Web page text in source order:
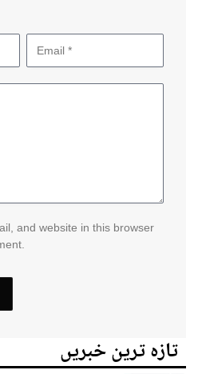
and website in this browser
تازہ ترین خبریں